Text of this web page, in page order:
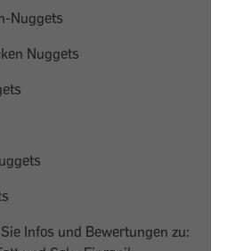
Nuggets
Nuggets
Infos und Bewertungen zu: